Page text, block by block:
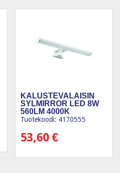
KALUSTEVALAISIN
SYLMIRROR LED 8W
560LM 4000K
SYLVANIA
Tuotekoodi: 4170555
53,60€